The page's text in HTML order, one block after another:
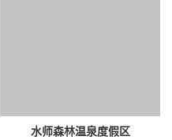
水师森林温泉度假区